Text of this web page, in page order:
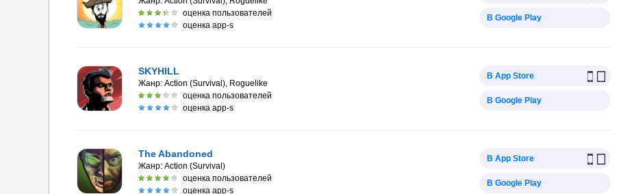
оценка пользователей
оценка app-s
В Google Play
SKYHILL
Жанр: Action (Survival), Roguelike
оценка пользователей
оценка app-s
В App Store
В Google Play
The Abandoned
Жанр: Action (Survival)
оценка пользователей
оценка app-s
В App Store
В Google Play